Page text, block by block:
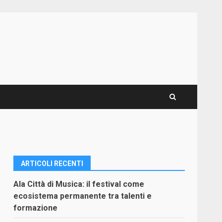
ARTICOLI RECENTI
Ala Città di Musica: il festival come
ecosistema permanente tra talenti e
formazione